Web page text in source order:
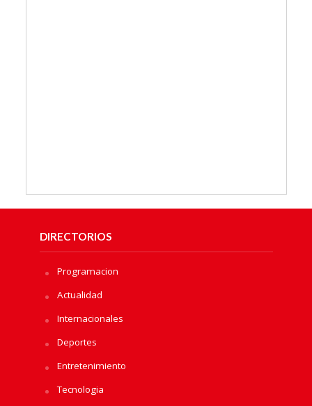
DIRECTORIOS
Programacion
Actualidad
Internacionales
Deportes
Entretenimiento
Tecnologia